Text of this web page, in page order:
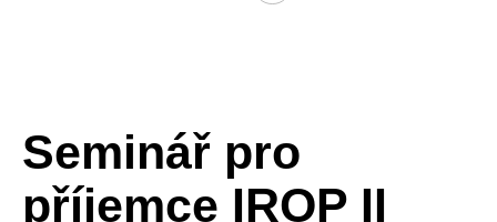
Seminář pro
příjemce IROP II